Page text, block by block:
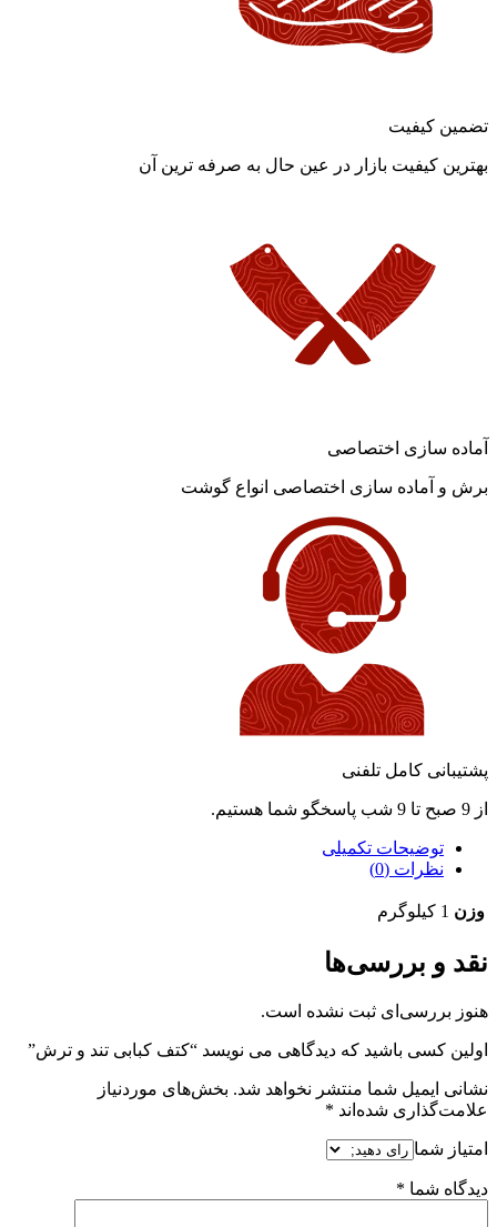
تضمین کیفیت
بهترین کیفیت بازار در عین حال به صرفه ترین آن
آماده سازی اختصاصی
برش و آماده سازی اختصاصی انواع گوشت
پشتیبانی کامل تلفنی
از 9 صبح تا 9 شب پاسخگو شما هستیم.
توضیحات تکمیلی
نظرات (0)
وزن 1 کیلوگرم
نقد و بررسی‌ها
هنوز بررسی‌ای ثبت نشده است.
اولین کسی باشید که دیدگاهی می نویسد “کتف کبابی تند و ترش”
نشانی ایمیل شما منتشر نخواهد شد. بخش‌های موردنیاز
علامت‌گذاری شده‌اند *
امتیاز شما
دیدگاه شما *